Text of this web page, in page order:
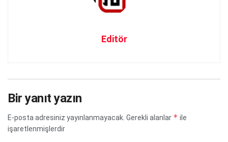
Editör
Bir yanıt yazın
E-posta adresiniz yayınlanmayacak. Gerekli alanlar * ile
işaretlenmişlerdir